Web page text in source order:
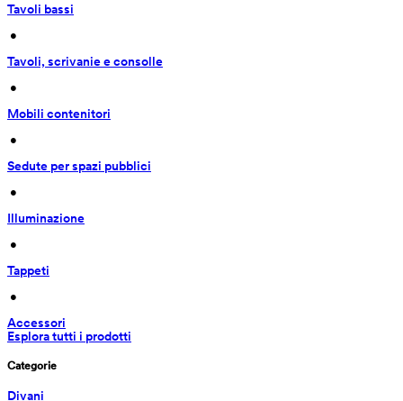
Tavoli bassi
•
Tavoli, scrivanie e consolle
•
Mobili contenitori
•
Sedute per spazi pubblici
•
Illuminazione
•
Tappeti
•
Accessori
Esplora tutti i prodotti
Categorie
Divani